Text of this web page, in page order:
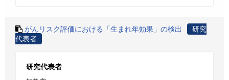
がんリスク評価における「生まれ年効果」の検出
研究
代表者
研究代表者